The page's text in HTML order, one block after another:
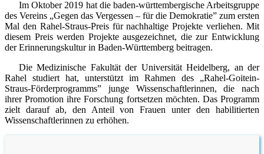
Im Oktober 2019 hat die baden-württembergische Arbeitsgruppe
des Vereins „Gegen das Vergessen – für die Demokratie” zum ersten
Mal den Rahel-Straus-Preis für nachhaltige Projekte verliehen. Mit
diesem Preis werden Projekte ausgezeichnet, die zur Entwicklung
der Erinnerungskultur in Baden-Württemberg beitragen.
Die Medizinische Fakultät der Universität Heidelberg, an der
Rahel studiert hat, unterstützt im Rahmen des „Rahel-Goitein-
Straus-Förderprogramms” junge Wissenschaftlerinnen, die nach
ihrer Promotion ihre Forschung fortsetzen möchten. Das Programm
zielt darauf ab, den Anteil von Frauen unter den habilitierten
Wissenschaftlerinnen zu erhöhen.